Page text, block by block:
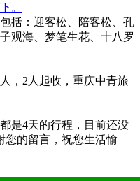
。
括：迎客松、陪客松、孔
观海、梦笔生花、十八罗
，2人起收，重庆中青旅
是4天的行程，目前还没
您的留言，祝您生活愉